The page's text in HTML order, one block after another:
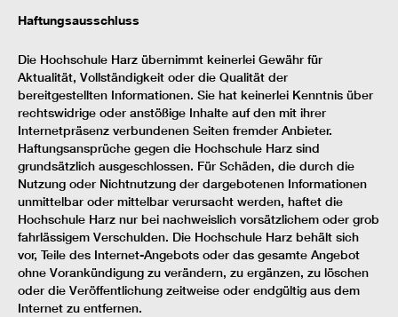
Haftungsausschluss
Die Hochschule Harz übernimmt keinerlei Gewähr für
Aktualität, Vollständigkeit oder die Qualität der
bereitgestellten Informationen. Sie hat keinerlei Kenntnis über
rechtswidrige oder anstößige Inhalte auf den mit ihrer
Internetpräsenz verbundenen Seiten fremder Anbieter.
Haftungsansprüche gegen die Hochschule Harz sind
grundsätzlich ausgeschlossen. Für Schäden, die durch die
Nutzung oder Nichtnutzung der dargebotenen Informationen
unmittelbar oder mittelbar verursacht werden, haftet die
Hochschule Harz nur bei nachweislich vorsätzlichem oder grob
fahrlässigem Verschulden. Die Hochschule Harz behält sich
vor, Teile des Internet-Angebots oder das gesamte Angebot
ohne Vorankündigung zu verändern, zu ergänzen, zu löschen
oder die Veröffentlichung zeitweise oder endgültig aus dem
Internet zu entfernen.